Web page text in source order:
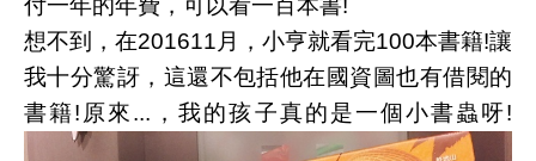
付一年的年費，可以看一百本書!
想不到，在201611月，小亨就看完100本書籍!讓
我十分驚訝，這還不包括他在國資圖也有借閱的
書籍!原來...，我的孩子真的是一個小書蟲呀!